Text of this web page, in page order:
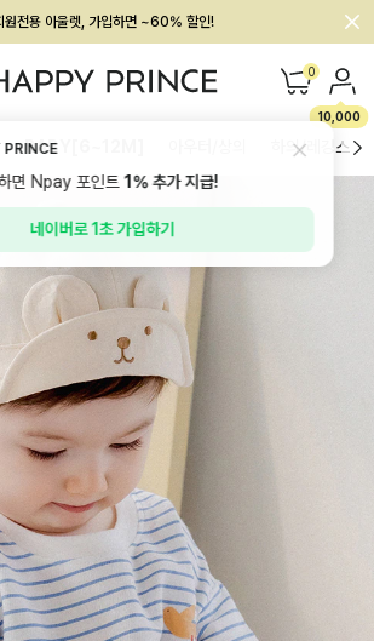
원전용 아울렛, 가입하면 ~60% 할인!
멤버십 최대 28,000원 혜택 0
10,000
BABY[6~12M] 하의/레깅스
PRINCE
면 Npay 포인트1%추가 지급!
네이버로 1초 가입하기